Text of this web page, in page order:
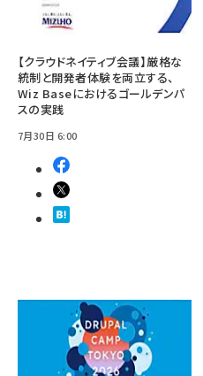
【クラウドネイティブ会議】厳格な
統制と開発者体験を両立する、
Wiz Baseにおけるゴールデンパ
スの実践
7月30日 6:00